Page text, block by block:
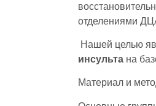
отделениями
Нашей целью
инсульта на
Материал и